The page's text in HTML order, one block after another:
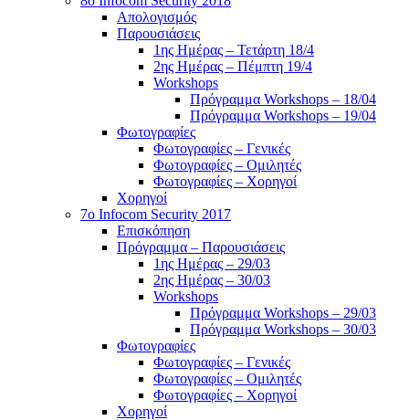
Απολογισμός
Παρουσιάσεις
1ης Ημέρας – Τετάρτη 18/4
2ης Ημέρας – Πέμπτη 19/4
Workshops
Πρόγραμμα Workshops – 18/04
Πρόγραμμα Workshops – 19/04
Φωτογραφίες
Φωτογραφίες – Γενικές
Φωτογραφίες – Ομιλητές
Φωτογραφίες – Χορηγοί
Χορηγοί
7o Infocom Security 2017
Επισκόπηση
Πρόγραμμα – Παρουσιάσεις
1ης Ημέρας – 29/03
2ης Ημέρας – 30/03
Workshops
Πρόγραμμα Workshops – 29/03
Πρόγραμμα Workshops – 30/03
Φωτογραφίες
Φωτογραφίες – Γενικές
Φωτογραφίες – Ομιλητές
Φωτογραφίες – Χορηγοί
Χορηγοί